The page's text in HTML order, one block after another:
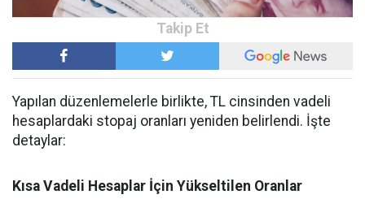
Yapılan düzenlemelerle birlikte, TL cinsinden vadeli
hesaplardaki stopaj oranları yeniden belirlendi. İşte
detaylar:
Kısa Vadeli Hesaplar İçin Yükseltilen Oranlar